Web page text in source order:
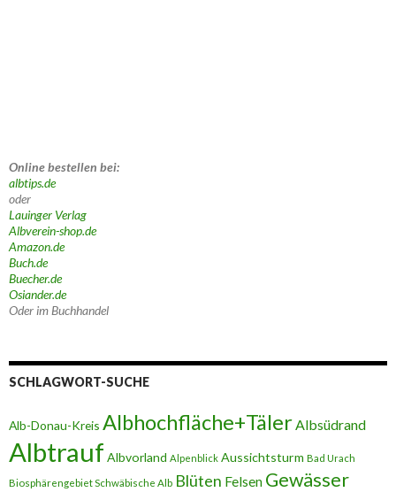
Online bestellen bei:
albtips.de
oder
Lauinger Verlag
Albverein-shop.de
Amazon.de
Buch.de
Buecher.de
Osiander.de
Oder im Buchhandel
SCHLAGWORT-SUCHE
Alb-Donau-Kreis Albhochfläche+TälerAlbsüdrand
Albtrauf Albvorland Alpenblick Aussichtsturm Bad Urach
Biosphärengebiet Schwäbische Alb Blüten Felsen Gewässer